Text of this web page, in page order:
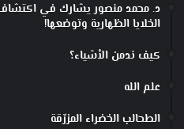
د. محمد منصور يشارك في
الخلايا الظهارية وتوضعها!
كيف ندمن الأشياء؟
علم الله
الطحالب الخضراء المزرّقة